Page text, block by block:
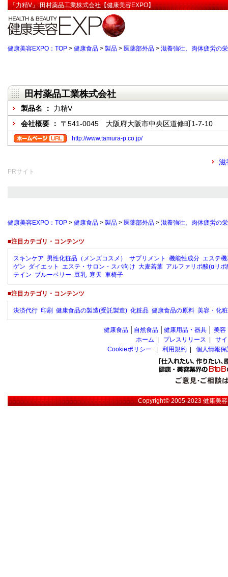
「力精V」:田村薬品工業株式会社【健康美容EXPO】
健康美容EXPO：TOP > 健康食品 > 製品 > 医薬部外品 > 滋養強壮、肉体疲労の
田村薬品工業株式会社
製品名 ： 力精V
会社概要 ： 〒541-0045 大阪府大阪市中央区道修町1-7-10
http://www.tamura-p.co.jp/
滋
PRサイト
健康美容EXPO：TOP > 健康食品 > 製品 > 医薬部外品 > 滋養強壮、肉体疲労の
■注目カテゴリ・コンテンツ
スキンケア 男性化粧品（メンズコスメ） サプリメント 機能性成分 エステ
ゲン ダイエット エステ・サロン・スパ向け 大麦若葉 アルファリポ酸(αリポ
テイン ブルーベリー 豆乳 寒天 車椅子
■注目カテゴリ・コンテンツ
決済代行 印刷 健康食品の製造(受託製造) 化粧品 健康食品の原料 美容・化
健康食品 自然食品 健康用品・器具 美容
ホーム
プレスリリース
サ
Cookieポリシー
利用規約 個人情報
Copyright© 2005-2023健康美